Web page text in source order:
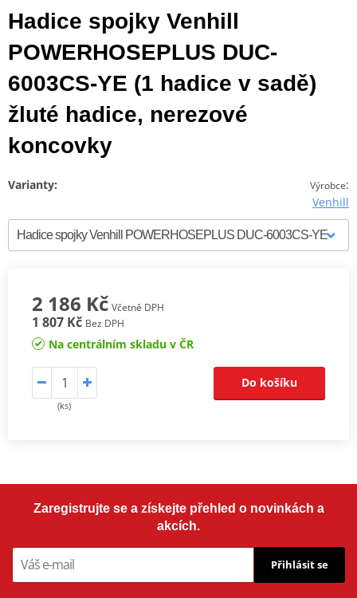
Hadice spojky Venhill
POWERHOSEPLUS DUC-
6003CS-YE (1 hadice v sadě)
žluté hadice, nerezové
koncovky
Výrobce:
Venhill
Varianty:
2 186 Kč Včetně DPH
1 807 Kč Bez DPH
Na centrálním skladu v ČR
(ks)
Do košíku
Zaregistrujte se a získejte přehled o novinkách a
akcích.
Přihlásit se